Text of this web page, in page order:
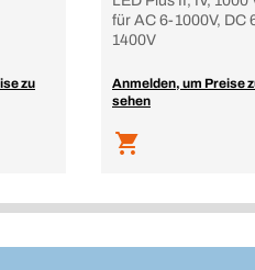
zu
für AC 6-1000V, DC
1400V
Anmelden, um Preise
sehen